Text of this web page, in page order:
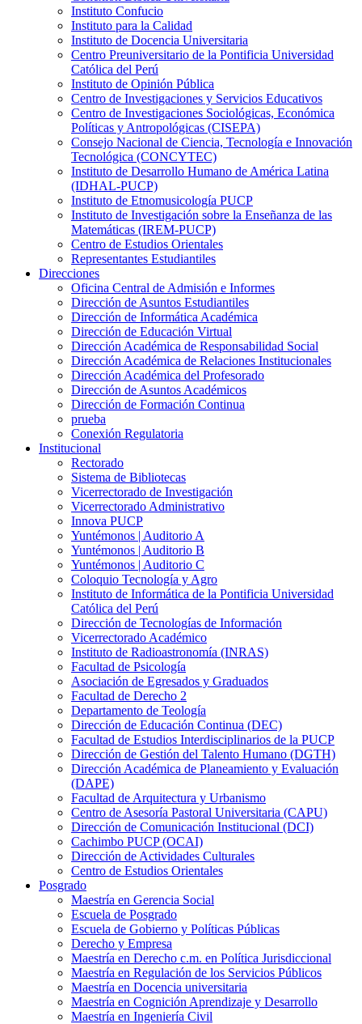
Instituto Confucio
Instituto para la Calidad
Instituto de Docencia Universitaria
Centro Preuniversitario de la Pontificia Universidad
Católica del Perú
Instituto de Opinión Pública
Centro de Investigaciones y Servicios Educativos
Centro de Investigaciones Sociológicas, Económica
Políticas y Antropológicas (CISEPA)
Consejo Nacional de Ciencia, Tecnología e Innovación
Tecnológica (CONCYTEC)
Instituto de Desarrollo Humano de América Latina
(IDHAL-PUCP)
Instituto de Etnomusicología PUCP
Instituto de Investigación sobre la Enseñanza de las
Matemáticas (IREM-PUCP)
Centro de Estudios Orientales
Representantes Estudiantiles
Direcciones
Oficina Central de Admisión e Informes
Dirección de Asuntos Estudiantiles
Dirección de Informática Académica
Dirección de Educación Virtual
Dirección Académica de Responsabilidad Social
Dirección Académica de Relaciones Institucionales
Dirección Académica del Profesorado
Dirección de Asuntos Académicos
Dirección de Formación Continua
prueba
Conexión Regulatoria
Institucional
Rectorado
Sistema de Bibliotecas
Vicerrectorado de Investigación
Vicerrectorado Administrativo
Innova PUCP
Yuntémonos | Auditorio A
Yuntémonos | Auditorio B
Yuntémonos | Auditorio C
Coloquio Tecnología y Agro
Instituto de Informática de la Pontificia Universidad
Católica del Perú
Dirección de Tecnologías de Información
Vicerrectorado Académico
Instituto de Radioastronomía (INRAS)
Facultad de Psicología
Asociación de Egresados y Graduados
Facultad de Derecho 2
Departamento de Teología
Dirección de Educación Continua (DEC)
Facultad de Estudios Interdisciplinarios de la PUCP
Dirección de Gestión del Talento Humano (DGTH)
Dirección Académica de Planeamiento y Evaluación
(DAPE)
Facultad de Arquitectura y Urbanismo
Centro de Asesoría Pastoral Universitaria (CAPU)
Dirección de Comunicación Institucional (DCI)
Cachimbo PUCP (OCAI)
Dirección de Actividades Culturales
Centro de Estudios Orientales
Posgrado
Maestría en Gerencia Social
Escuela de Posgrado
Escuela de Gobierno y Políticas Públicas
Derecho y Empresa
Maestría en Derecho c.m. en Política Jurisdiccional
Maestría en Regulación de los Servicios Públicos
Maestría en Docencia universitaria
Maestría en Cognición Aprendizaje y Desarrollo
Maestría en Ingeniería Civil